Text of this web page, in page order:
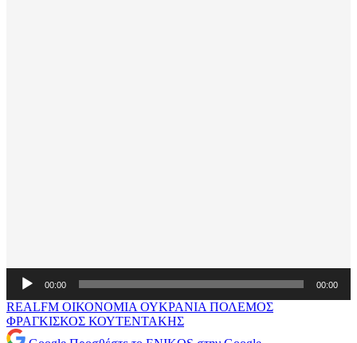
Πρόγραμμα
Αναπαραγωγής
Ήχου
00:00 00:00
REALFM ΟΙΚΟΝΟΜΙΑ ΟΥΚΡΑΝΙΑ ΠΟΛΕΜΟΣ
ΦΡΑΓΚΙΣΚΟΣ ΚΟΥΤΕΝΤΑΚΗΣ